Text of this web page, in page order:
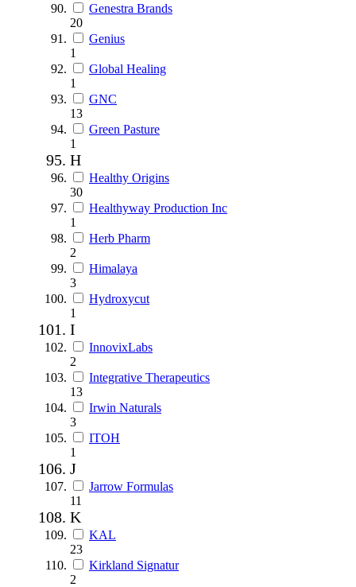
Genestra Brands
20
Genius
1
Global Healing
1
GNC
13
Green Pasture
1
H
Healthy Origins
30
Healthyway Production Inc
1
Herb Pharm
2
Himalaya
3
Hydroxycut
1
I
InnovixLabs
2
Integrative Therapeutics
13
Irwin Naturals
3
ITOH
1
J
Jarrow Formulas
11
K
KAL
23
Kirkland Signatur
2